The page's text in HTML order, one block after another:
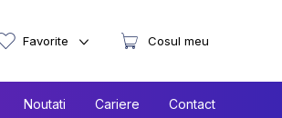
Noutati Cariere Contact
Favorite Cosul meu